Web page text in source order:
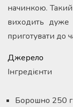
начинкою. Такий
виходить
приготувати до
Джерело
Інгредієнти
Борошно 250 г